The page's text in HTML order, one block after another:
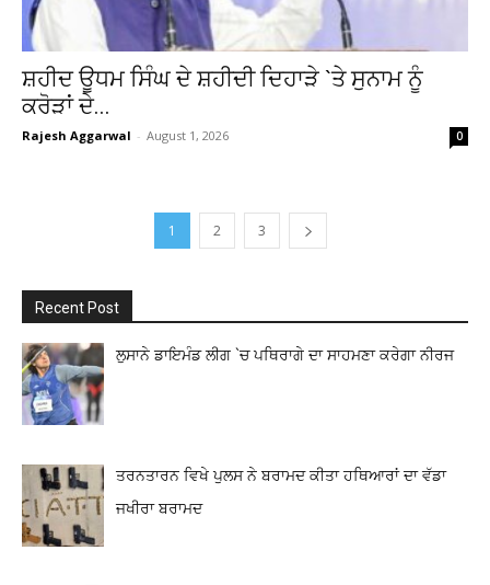
ਸ਼ਹੀਦ ਊਧਮ ਸਿੰਘ ਦੇ ਸ਼ਹੀਦੀ ਦਿਹਾੜੇ `ਤੇ ਸੁਨਾਮ ਨੂੰ
ਕਰੋੜਾਂ ਦੇ...
Rajesh Aggarwal - August 1, 2026 0
1 2 3
Recent Post
ਲੁਸਾਨੇ ਡਾਇਮੰਡ ਲੀਗ `ਚ ਪਥਿਰਾਗੇ ਦਾ ਸਾਹਮਣਾ ਕਰੇਗਾ ਨੀਰਜ
ਤਰਨਤਾਰਨ ਵਿਖੇ ਪੁਲਸ ਨੇ ਬਰਾਮਦ ਕੀਤਾ ਹਥਿਆਰਾਂ ਦਾ ਵੱਡਾ
ਜਖੀਰਾ ਬਰਾਮਦ